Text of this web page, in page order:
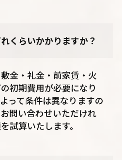
くらいかかりますか？
金・礼金・前家賃・火
初期費用が必要になり
って条件は異なりますの
問い合わせいただけれ
試算いたします。